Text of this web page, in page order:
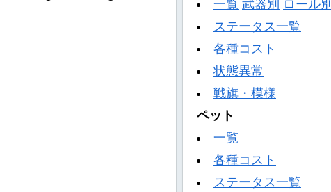
一覧 武器別 ロール別
ステータス一覧
各種コスト
状態異常
戦旗・模様
ペット
一覧
各種コスト
ステータス一覧